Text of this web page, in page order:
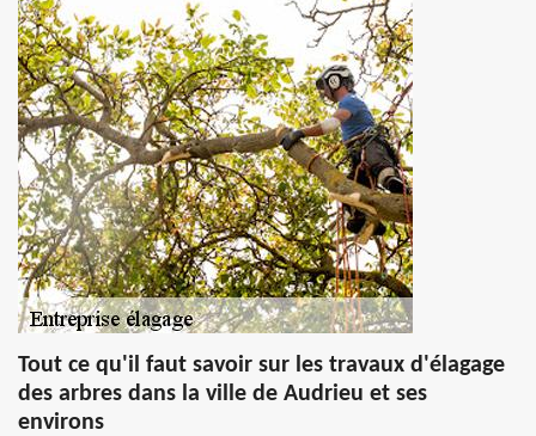
Tout ce qu'il faut savoir sur les travaux d'élagage
des arbres dans la ville de Audrieu et ses
environs